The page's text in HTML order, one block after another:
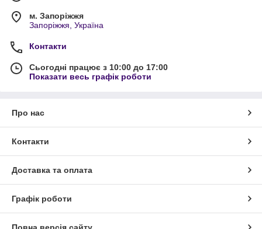
м. Запоріжжя
Запоріжжя, Україна
Контакти
Сьогодні працює з 10:00 до 17:00
Показати весь графік роботи
Про нас
Контакти
Доставка та оплата
Графік роботи